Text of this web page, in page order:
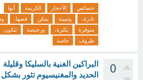
خصائص الأحجار الكريمة
أنها
نادرة،
وثمينة يمكن قصها،
متوفرة
بكثرة، ورخيصة
تتكون
ظروف
خاصة
0
البراكين الغنية بالسليكا وقليلة
الحديد والمغنيسيوم تثور بشكل